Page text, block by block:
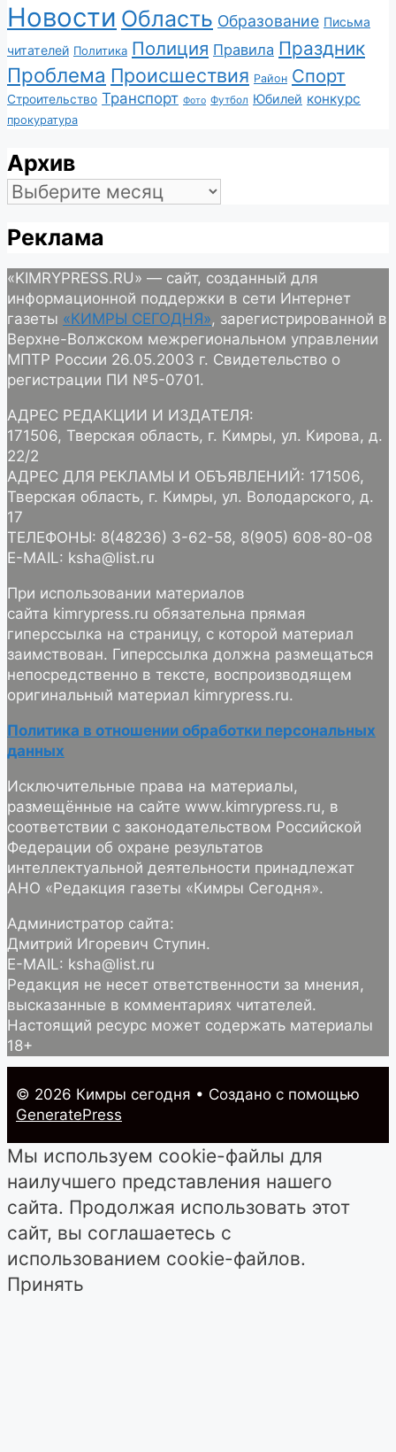
Новости Область Образование Письма
читателей Политика Полиция Правила Праздник
Проблема Происшествия Район Спорт
Строительство Транспорт Фото Футбол Юбилей конкурс
прокуратура
Архив
Архив
Реклама
«KIMRYPRESS.RU» — сайт, созданный для
информационной поддержки в сети Интернет
газеты «КИМРЫ СЕГОДНЯ», зарегистрированной в
Верхне-Волжском межрегиональном управлении
МПТР России 26.05.2003 г. Свидетельство о
регистрации ПИ №5-0701.
АДРЕС РЕДАКЦИИ И ИЗДАТЕЛЯ:
171506, Тверская область, г. Кимры, ул. Кирова, д.
22/2
АДРЕС ДЛЯ РЕКЛАМЫ И ОБЪЯВЛЕНИЙ: 171506,
Тверская область, г. Кимры, ул. Володарского, д.
17
ТЕЛЕФОНЫ: 8(48236) 3-62-58, 8(905) 608-80-08
E-MAIL: ksha@list.ru
При использовании материалов
сайта kimrypress.ru обязательна прямая
гиперссылка на страницу, с которой материал
заимствован. Гиперссылка должна размещаться
непосредственно в тексте, воспроизводящем
оригинальный материал kimrypress.ru.
Политика в отношении обработки персональных
данных
Исключительные права на материалы,
размещённые на сайте www.kimrypress.ru, в
соответствии с законодательством Российской
Федерации об охране результатов
интеллектуальной деятельности принадлежат
АНО «Редакция газеты «Кимры Сегодня».
Администратор сайта:
Дмитрий Игоревич Ступин.
E-MAIL: ksha@list.ru
Редакция не несет ответственности за мнения,
высказанные в комментариях читателей.
Настоящий ресурс может содержать материалы
18+
© 2026 Кимры cегодня • Создано с помощью
GeneratePress
Мы используем cookie-файлы для
наилучшего представления нашего
сайта. Продолжая использовать этот
сайт, вы соглашаетесь с
использованием cookie-файлов.
Принять